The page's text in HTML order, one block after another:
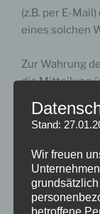
(z.B. per E-
eines solchen
Zur Wahrung
die Mitteilung
Wiederruf.pdf
Folgen des
Wenn Sie
Stand:
Wir freuen